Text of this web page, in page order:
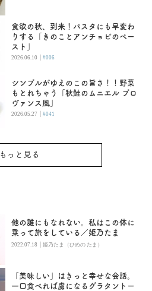
食欲の秋、到来！パスタにも早変わ
りする「きのことアンチョビのペー
スト」
2026.06.10 |#006
シンプルがゆえのこの旨さ！！野菜
もとれちゃう「秋鮭のムニエル プロ
ヴァンス風」
2026.05.27 |#041
もっと見る
他の誰にもなれない。私はこの体に
乗って旅をしている／姫乃たま
2022.07.18 |姫乃たま（ひめの たま）
「美味しい」はきっと幸せな会話。
一口食べれば虜になるグラタントー